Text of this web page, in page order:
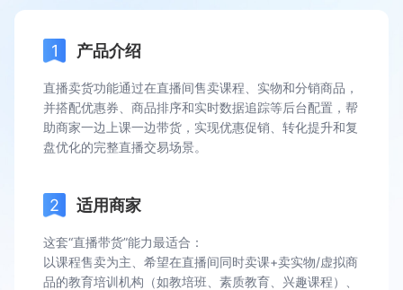
产品介绍
直播卖货功能通过在直播间售卖课程、实物和分销商品，
并搭配优惠券、商品排序和实时数据追踪等后台配置，帮
助商家一边上课一边带货，实现优惠促销、转化提升和复
盘优化的完整直播交易场景。
适用商家
这套“直播带货”能力最适合：
以课程售卖为主、希望在直播间同时卖课+卖实物/虚拟商
品的教育培训机构（如教培班、素质教育、兴趣课程）、